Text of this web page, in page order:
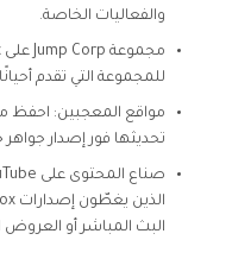
والفعاليات الخاصة.
للمجموعة التي تقدم
تحديثها فور إصدار جواهر
البث المباشر أو العروض